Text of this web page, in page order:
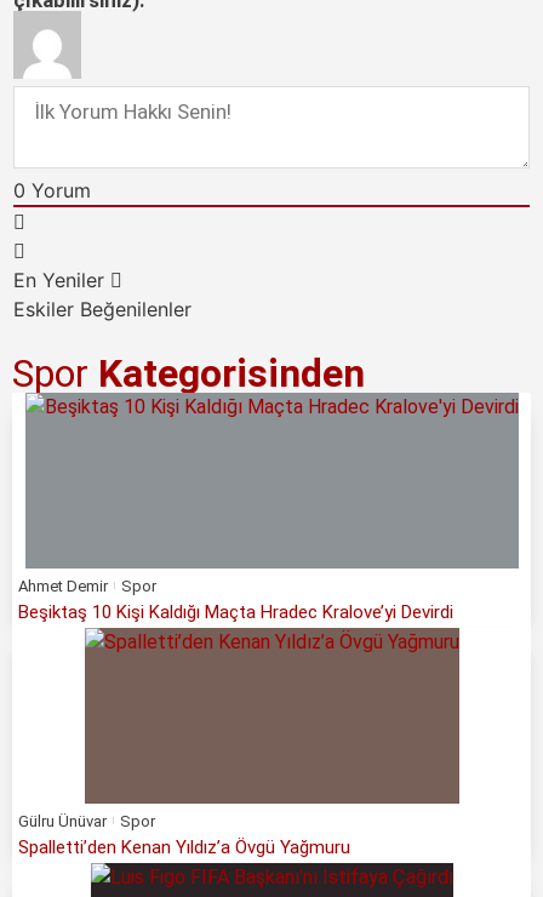
0 Yorum
En Yeniler
Eskiler Beğenilenler
Spor Kategorisinden
Ahmet Demir Spor
Beşiktaş 10 Kişi Kaldığı Maçta Hradec Kralove’yi Devirdi
Gülru Ünüvar Spor
Spalletti’den Kenan Yıldız’a Övgü Yağmuru